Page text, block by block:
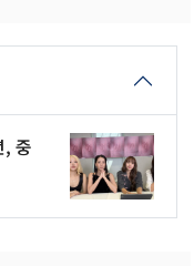
중